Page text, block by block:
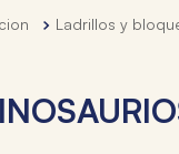
ladrillos y